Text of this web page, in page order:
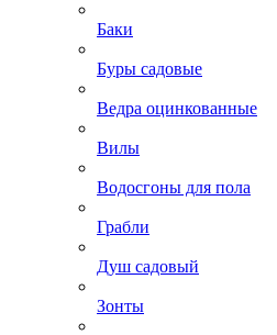
Баки
Буры садовые
Ведра оцинкованные
Вилы
Водосгоны для пола
Грабли
Душ садовый
Зонты